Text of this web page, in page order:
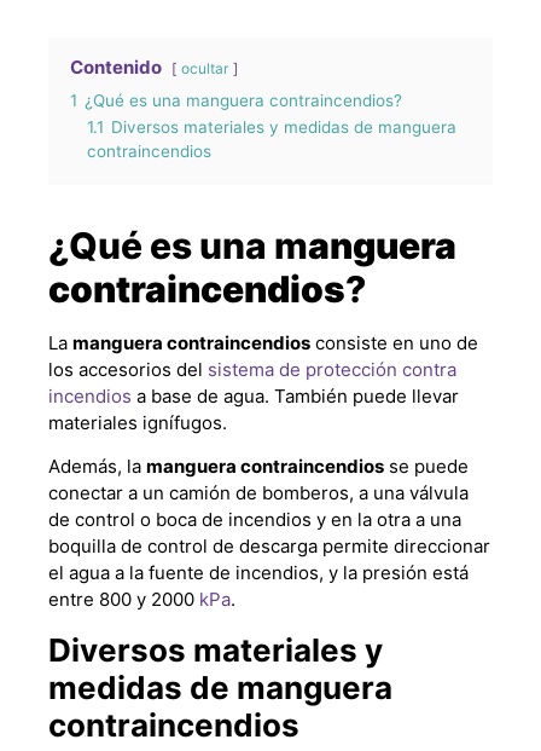
Contenido ocultar
1 ¿Qué es una manguera contraincendios?
1.1 Diversos materiales y medidas de manguera
contraincendios
¿Qué es una manguera
contraincendios?
La manguera contraincendios consiste en uno de
los accesorios del sistema de protección contra
incendios a base de agua. También puede llevar
materiales ignífugos.
Además, la manguera contraincendios se puede
conectar a un camión de bomberos, a una válvula
de control o boca de incendios y en la otra a una
boquilla de control de descarga permite direccionar
el agua a la fuente de incendios, y la presión está
entre 800 y 2000 kPa.
Diversos materiales y
medidas de manguera
contraincendios